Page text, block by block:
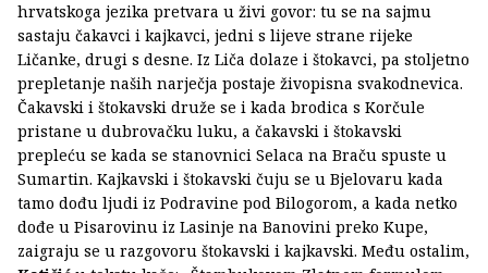
hrvatskoga jezika pretvara u živi govor: tu se na sajmu
sastaju čakavci i kajkavci, jedni s lijeve strane rijeke
Ličanke, drugi s desne. Iz Liča dolaze i štokavci, pa stoljetno
prepletanje naših narječja postaje živopisna svakodnevica.
Čakavski i štokavski druže se i kada brodica s Korčule
pristane u dubrovačku luku, a čakavski i štokavski
prepleću se kada se stanovnici Selaca na Braču spuste u
Sumartin. Kajkavski i štokavski čuju se u Bjelovaru kada
tamo dođu ljudi iz Podravine pod Bilogorom, a kada netko
dođe u Pisarovinu iz Lasinje na Banovini preko Kupe,
zaigraju se u razgovoru štokavski i kajkavski. Među ostalim,